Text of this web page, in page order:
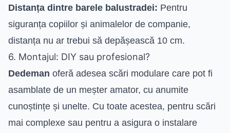
Distanța dintre barele balustradei: Pentru
siguranța copiilor și animalelor de companie,
distanța nu ar trebui să depășească 10 cm.
6. Montajul: DIY sau profesional?
Dedeman oferă adesea scări modulare care pot fi
asamblate de un meșter amator, cu anumite
cunoștințe și unelte. Cu toate acestea, pentru scări
mai complexe sau pentru a asigura o instalare